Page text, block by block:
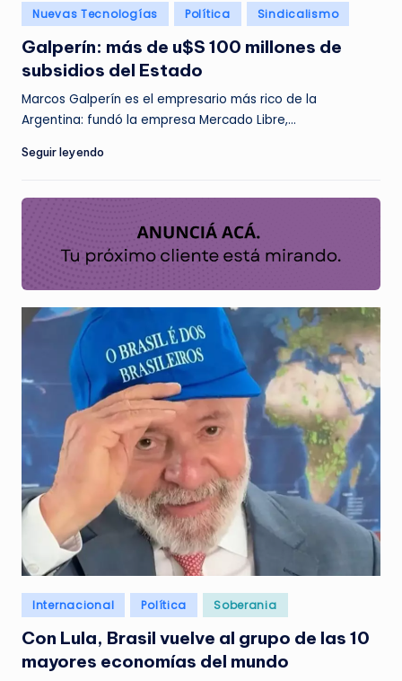
Posted
in
Nuevas Tecnologías Política Sindicalismo
Galperín: más de u$S 100 millones de
subsidios del Estado
Marcos Galperín es el empresario más rico de la
Argentina: fundó la empresa Mercado Libre,…
Seguir leyendo
Posted
in
Internacional Política Soberania
Con Lula, Brasil vuelve al grupo de las 10
mayores economías del mundo